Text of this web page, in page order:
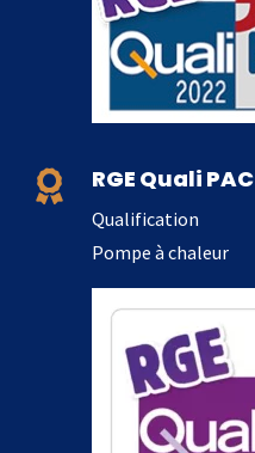
 RGE Quali PAC
Qualification
Pompe à chaleur